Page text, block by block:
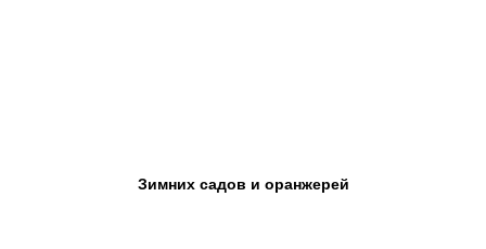
Зимних садов и оранжерей